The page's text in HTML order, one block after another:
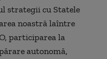
strategii cu Statele
noastră laîntre
participarea la
autonomă,